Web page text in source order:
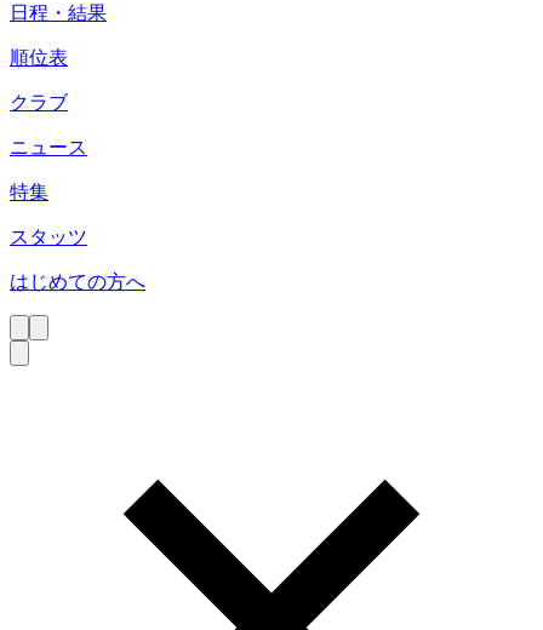
日程・結果
順位表
クラブ
ニュース
特集
スタッツ
はじめての方へ